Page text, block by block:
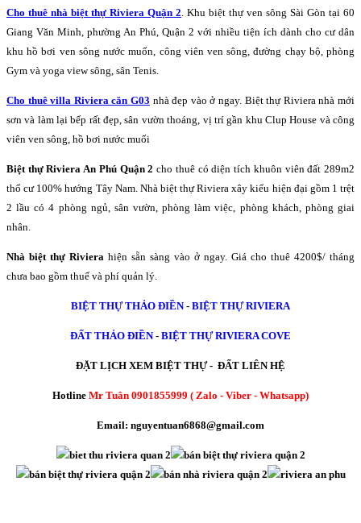
Cho thuê nhà biệt thự Riviera Quận 2. Khu biệt thự ven sông Sài Gòn tại 60
Giang Văn Minh, phường An Phú, Quận 2 với nhiều tiện ích dành cho cư dân
khu hồ bơi ven sông nước muốn, công viên ven sông, đường chạy bộ, phòng
Gym và yoga view sông, sân Tenis.
Cho thuê villa Riviera căn G03 nhà đẹp vào ở ngay. Biệt thự Riviera nhà mới
sơn và làm lại bếp rất đẹp, sân vườn thoáng, vị trí gần khu Clup House và công
viên ven sông, hồ bơi nước muối
Biệt thự Riviera An Phú Quận 2cho thuê có diện tích khuôn viên đất 289m2
thổ cư 100% hướng Tây Nam. Nhà biệt thự Riviera xây kiểu hiện đại gồm 1 trệt
2 lầu có 4 phòng ngủ, sân vườn, phòng làm việc, phòng khách, phòng giai
nhân.
Nhà biệt thự Riviera hiện sẵn sàng vào ở ngay. Giá cho thuê 4200$/ tháng
chưa bao gồm thuế và phí quản lý.
BIỆT THỰ THẢO ĐIỀN- BIỆT THỰ RIVIERA
ĐẤT THẢO ĐIỀN- BIỆT THỰ RIVIERA COVE
ĐẶT LỊCH XEM BIỆT THỰ - ĐẤT LIÊN HỆ
Hotline Mr Tuân 0901855999 ( Zalo - Viber - Whatsapp)
Email: nguyentuan6868@gmail.com